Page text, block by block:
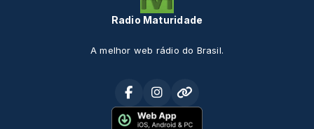
Radio Maturidade
A melhor web rádio do Brasil.